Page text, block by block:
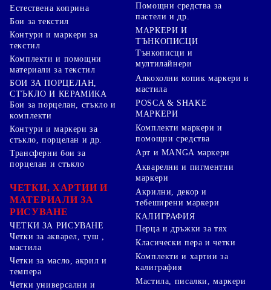
Естествена коприна
Бои за текстил
Контури и маркери за
текстил
Комплекти и помощни
материали за текстил
БОИ ЗА ПОРЦЕЛАН,
СТЪКЛО И КЕРАМИКА
Бои за порцелан, стъкло и
комплекти
Контури и маркери за
стъкло, порцелан и др.
Трансферни бои за
порцелан и стъкло
ЧЕТКИ, ХАРТИИ И
МАТЕРИАЛИ ЗА
РИСУВАНЕ
ЧЕТКИ ЗА РИСУВАНЕ
Четки за акварел, туш ,
мастила
Четки за масло, акрил и
темпера
Четки универсални и
Помощни средства за
пастели и др.
МАРКЕРИ И
ТЪНКОПИСЦИ
Тънкописци и
мултилайнери
Алкохолни копик маркери и
мастила
POSCA & SHAKE
МАРКЕРИ
Комплекти маркери и
помощни средства
Арт и MANGA маркери
Акварелни и пигментни
маркери
Акрилни, декор и
тебеширени маркери
КАЛИГРАФИЯ
Перца и дръжки за тях
Класически пера и четки
Комплекти и хартии за
калиграфия
Мастила, писалки, маркери